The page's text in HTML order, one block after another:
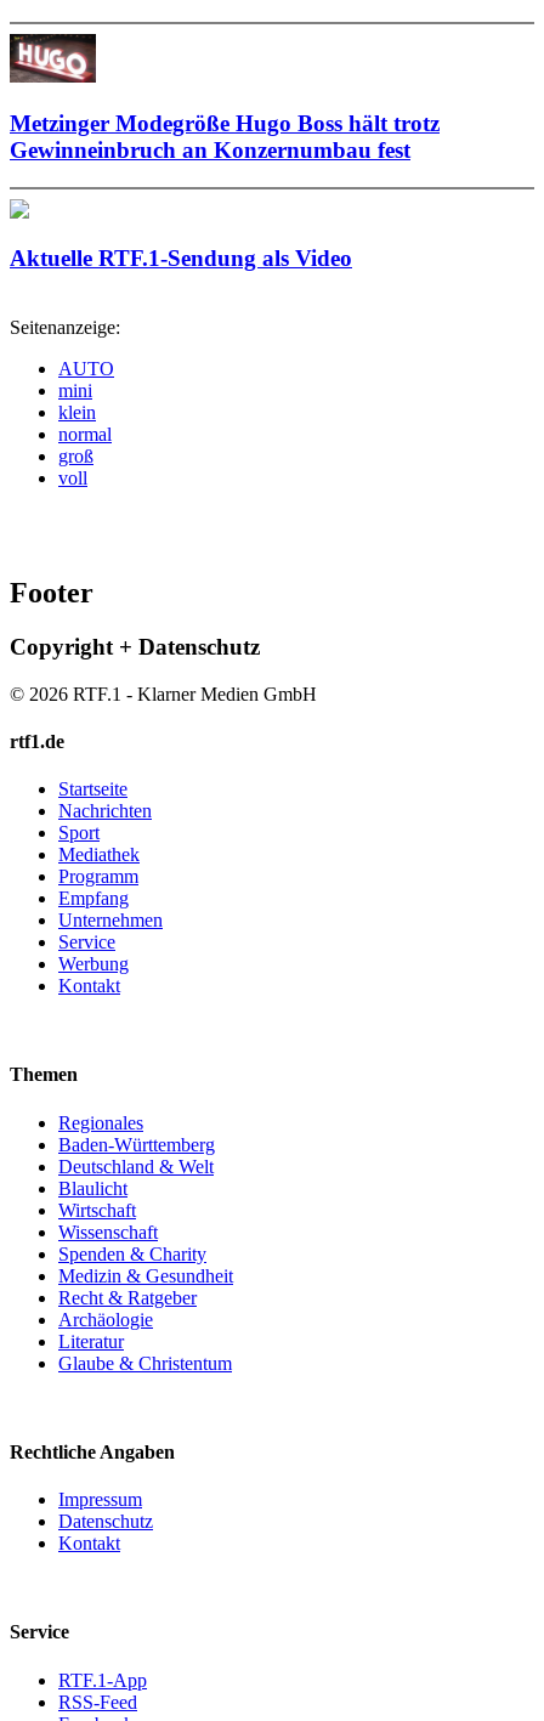
Metzinger Modegröße Hugo Boss hält trotz
Gewinneinbruch an Konzernumbau fest
Aktuelle RTF.1-Sendung als Video
Seitenanzeige:
AUTO
mini
klein
normal
groß
voll
Footer
Copyright + Datenschutz
© 2026 RTF.1 - Klarner Medien GmbH
rtf1.de
Startseite
Nachrichten
Sport
Mediathek
Programm
Empfang
Unternehmen
Service
Werbung
Kontakt
Themen
Regionales
Baden-Württemberg
Deutschland & Welt
Blaulicht
Wirtschaft
Wissenschaft
Spenden & Charity
Medizin & Gesundheit
Recht & Ratgeber
Archäologie
Literatur
Glaube & Christentum
Rechtliche Angaben
Impressum
Datenschutz
Kontakt
Service
RTF.1-App
RSS-Feed